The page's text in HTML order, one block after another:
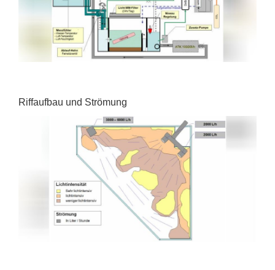
Riffaufbau und Strömung